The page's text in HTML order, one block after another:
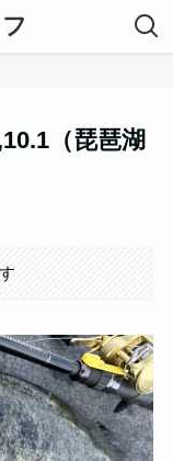
（琵琶湖